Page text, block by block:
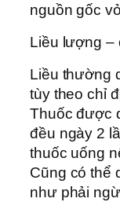
nguồn gốc
Liều lượng –
Liều thường
tùy theo chỉ
Thuốc được
đều ngày 2
thuốc uống
Cũng có thể
như phải